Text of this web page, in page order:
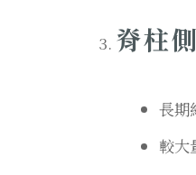
脊柱
長期
較大